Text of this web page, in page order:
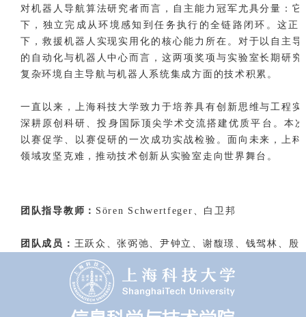
对机器人导航算法研究者而言，自主能力冠军尤具分量：
下，独立完成从环境感知到任务执行的全链路闭环。这正
下，救援机器人实现实用化的核心能力所在。对于以自主
的自动化与机器人中心而言，这两项奖项与实验室长期研
复杂环境自主导航与机器人系统集成方面的技术积累。
一直以来，上海科技大学致力于培养具有创新思维与工程
深耕原创科研、投身国际顶尖学术交流搭建优质平台。本
以赛促学、以赛促研的一次成功实战检验。面向未来，上
领域攻坚克难，推动技术创新从实验室走向世界舞台。
团队指导教师： Sören Schwertfeger、白卫邦
团队成员： 王跃众、张弼弛、尹钟立、谢馥璟、钱驾林、殷